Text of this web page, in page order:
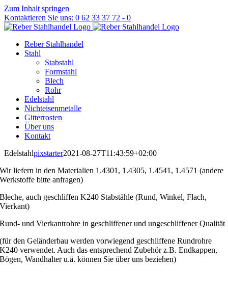
Zum Inhalt springen
Kontaktieren Sie uns: 0 62 33 37 72 - 0
Reber Stahlhandel
Stahl
Stabstahl
Formstahl
Blech
Rohr
Edelstahl
Nichteisenmetalle
Gitterrosten
Über uns
Kontakt
Edelstahlpixstarter2021-08-27T11:43:59+02:00
Wir liefern in den Materialien 1.4301, 1.4305, 1.4541, 1.4571 (andere
Werkstoffe bitte anfragen)
Bleche, auch geschliffen K240 Stabstähle (Rund, Winkel, Flach,
Vierkant)
Rund- und Vierkantrohre in geschliffener und ungeschliffener Qualität
(für den Geländerbau werden vorwiegend geschliffene Rundrohre
K240 verwendet. Auch das entsprechend Zubehör z.B. Endkappen,
Bögen, Wandhalter u.ä. können Sie über uns beziehen)